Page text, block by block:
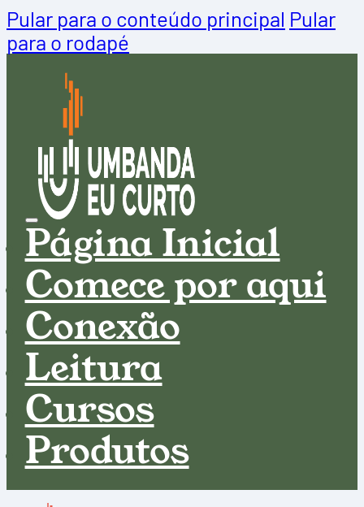
Pular para o conteúdo principal Pular
para o rodapé
Página Inicial
Comece por aqui
Conexão
Leitura
Cursos
Produtos